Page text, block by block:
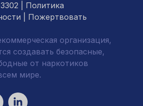
| Политика
Пожертвовать
организация,
создавать безопасные,
от наркотиков
мире.